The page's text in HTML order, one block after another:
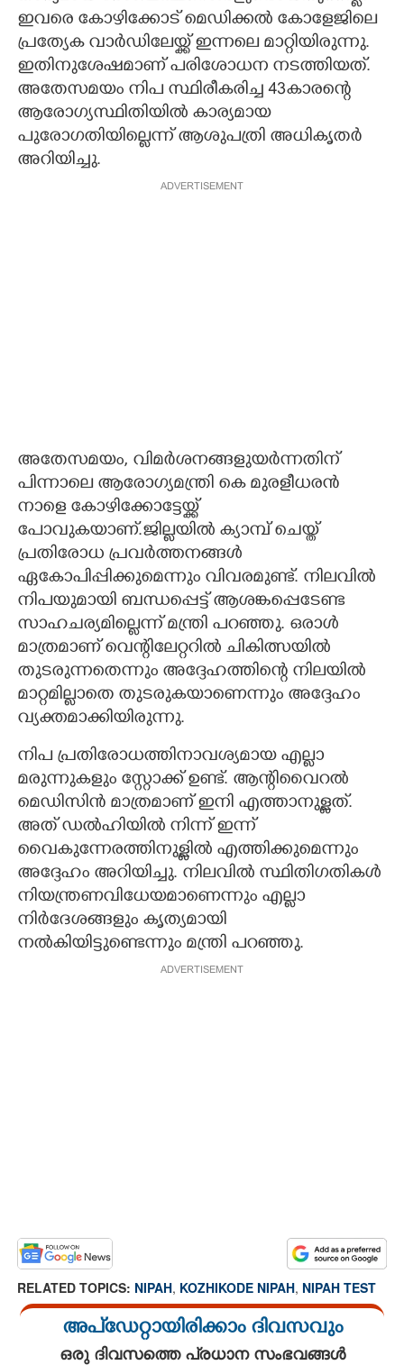
ഇവരെ കോഴിക്കോട് മെഡിക്കൽ കോളേജിലെ
പ്രത്യേക വാർഡിലേയ്ക്ക് ഇന്നലെ മാറ്റിയിരുന്നു.
ഇതിനുശേഷമാണ് പരിശോധന നടത്തിയത്.
അതേസമയം നിപ സ്ഥിരീകരിച്ച 43കാരന്റെ
ആരോഗ്യസ്ഥിതിയിൽ കാര്യമായ
പുരോഗതിയില്ലെന്ന് ആശുപത്രി അധികൃതർ
അറിയിച്ചു.
ADVERTISEMENT
അതേസമയം, വിമർശനങ്ങളുയർന്നതിന്
പിന്നാലെ ആരോഗ്യമന്ത്രി കെ മുരളീധരൻ
നാളെ കോഴിക്കോട്ടേയ്ക്ക്
പോവുകയാണ്.ജില്ലയിൽ ക്യാമ്പ് ചെയ്ത്
പ്രതിരോധ പ്രവർത്തനങ്ങൾ
ഏകോപിപ്പിക്കുമെന്നും വിവരമുണ്ട്. നിലവിൽ
നിപയുമായി ബന്ധപ്പെട്ട് ആശങ്കപ്പെടേണ്ട
സാഹചര്യമില്ലെന്ന് മന്ത്രി പറഞ്ഞു. ഒരാൾ
മാത്രമാണ് വെന്റിലേറ്ററിൽ ചികിത്സയിൽ
തുടരുന്നതെന്നും അദ്ദേഹത്തിന്റെ നിലയിൽ
മാറ്റമില്ലാതെ തുടരുകയാണെന്നും അദ്ദേഹം
വ്യക്തമാക്കിയിരുന്നു.
നിപ പ്രതിരോധത്തിനാവശ്യമായ എല്ലാ
മരുന്നുകളും സ്റ്റോക്ക് ഉണ്ട്. ആന്റിവൈറൽ
മെഡിസിൻ മാത്രമാണ് ഇനി എത്താനുള്ളത്.
അത് ഡൽഹിയിൽ നിന്ന് ഇന്ന്
വൈകുന്നേരത്തിനുള്ളിൽ എത്തിക്കുമെന്നും
അദ്ദേഹം അറിയിച്ചു. നിലവിൽ സ്ഥിതിഗതികൾ
നിയന്ത്രണവിധേയമാണെന്നും എല്ലാ
നിർദേശങ്ങളും കൃത്യമായി
നൽകിയിട്ടുണ്ടെന്നും മന്ത്രി പറഞ്ഞു.
ADVERTISEMENT
RELATED TOPICS: NIPAH, KOZHIKODE NIPAH, NIPAH TEST
അപ്ഡേറ്റായിരിക്കാം ദിവസവും
ഒരു ദിവസത്തെ പ്രധാന സംഭവങ്ങൾ